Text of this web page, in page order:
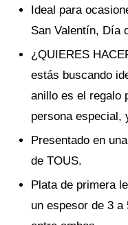
Ideal para
San Valentín, Día
¿QUIERES
estás buscando
anillo es el regalo
persona especial,
Presentado en
de TOUS.
Plata de primera
un espesor de 3